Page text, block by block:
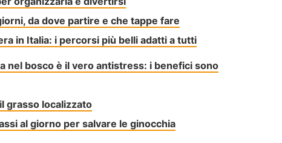
da dove partire e che tappe fare
in Italia: i percorsi più belli adatti a tutti
nel bosco è il vero antistress: i benefici sono
grasso localizzato
al giorno per salvare le ginocchia